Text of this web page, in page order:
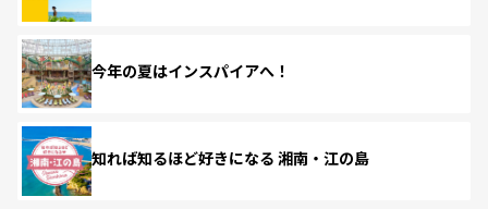
今年の夏はインスパイアへ！
知れば知るほど好きになる 湘南・江の島